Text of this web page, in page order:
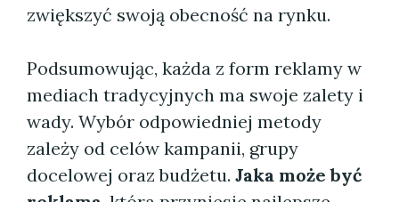
zwiększyć swoją obecność na rynku.
Podsumowując, każda z form reklamy w
mediach tradycyjnych ma swoje zalety i
wady. Wybór odpowiedniej metody
zależy od celów kampanii, grupy
docelowej oraz budżetu. Jaka może być